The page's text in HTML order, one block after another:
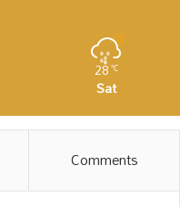
28℃
Sat
Comments